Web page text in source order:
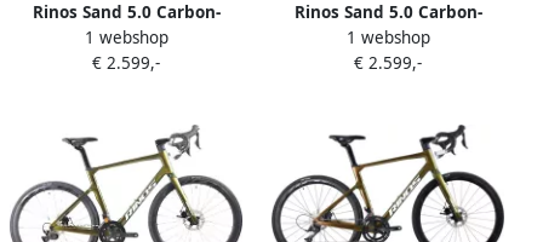
Rinos Sand 5.0 Carbon-
GravelFiets Gravel bike met
SHI O Ultegra R8000 22
van koolstofvezel 700 x 40C
Kameleon Goud-Groen 58
1 webshop
€ 2.599,-
Rinos Sand 5.0 Carbon-
GravelFiets Gravel bike met
SHI O Ultegra R8000 22
van koolstofvezel 700 x 40C
Kameleon Goud-Groen 50
1 webshop
€ 2.599,-